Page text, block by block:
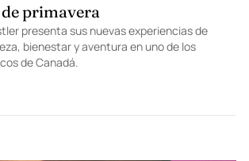
primavera
presenta sus nuevas experiencias de
bienestar y aventura en uno de los
de Canadá.